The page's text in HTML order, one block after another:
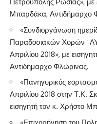
Μπαρδάκα, Αντιδήμαρχο
«Συνδιοργάνωση
Παραδοσιακών Χορών
Απριλίου 2018», με
Αντιδήμαρχο Φλώρινας.
«Πανηγυρικός
Απριλίου 2018 στην Τ.Κ.
εισηγητή τον κ. Χρήστο
«Επιχορήγηση του